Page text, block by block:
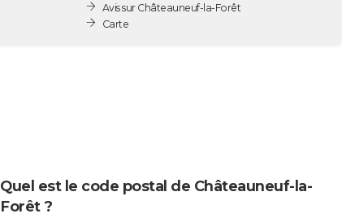
Avis sur Châteauneuf-la-Forêt
Carte
Quel est le code postal de Châteauneuf-la-
Forêt ?